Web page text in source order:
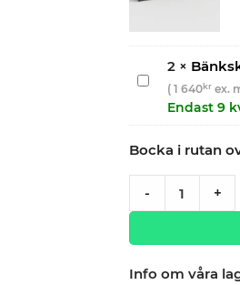
Bänkskiva
rostfri
SERIES
2×
( 1 640krex.
Endast 9
Bocka i rutan
- +
Info om våra